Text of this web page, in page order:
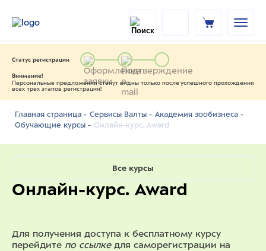
Статус регистрации
Внимание!
Персональные предложения станут видны только после успешного прохождения
всех трех этапов регистрации!
Главная страница - Сервисы Валты - Академия зообизнеса -
Обучающие курсы - Онлайн-курс. Award
Все курсы
Онлайн-курс. Award
Для получения доступа к бесплатному курсу
перейдите по ссылкедля саморегистрации на